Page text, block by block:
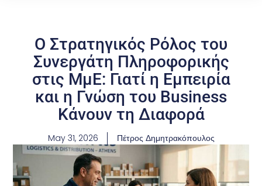
Ο Στρατηγικός Ρόλος του
Συνεργάτη Πληροφορικής
στις ΜμΕ: Γιατί η Εμπειρία
και η Γνώση του Business
Κάνουν τη Διαφορά
May 31, 2026 Πέτρος Δημητρακόπουλος